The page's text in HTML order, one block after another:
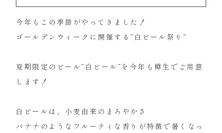
今年もこの季節がやってきました！
ゴールデンウィークに開催する”白ビール祭り”
夏期限定のビール”白ビール”を今年も樽生でご用意
します！
白ビールは、小麦由来のまろやかさ
バナナのようなフルーティな香りが特徴で暑くなっ